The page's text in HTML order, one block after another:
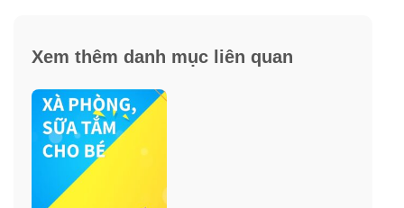
da sạch khuẩn và thơm lâu.
Lưu ý:giữ xa tầm tay trẻ em. Sản phẩm chỉ sử dụng
ngoài da
Xem thêm danh mục liên quan